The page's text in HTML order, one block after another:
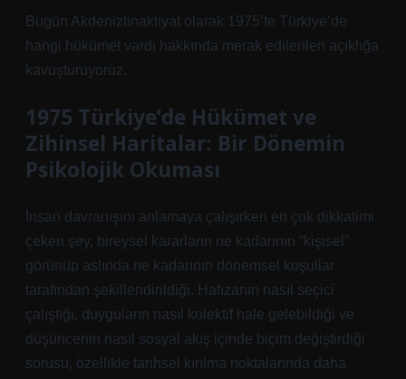
Bugün Akdenizlinakliyat olarak 1975’te Türkiye’de
hangi hükümet vardı hakkında merak edilenleri açıklığa
kavuşturuyoruz.
1975 Türkiye’de Hükümet ve
Zihinsel Haritalar: Bir Dönemin
Psikolojik Okuması
İnsan davranışını anlamaya çalışırken en çok dikkatimi
çeken şey, bireysel kararların ne kadarının “kişisel”
görünüp aslında ne kadarının dönemsel koşullar
tarafından şekillendirildiği. Hafızanın nasıl seçici
çalıştığı, duyguların nasıl kolektif hale gelebildiği ve
düşüncenin nasıl sosyal akış içinde biçim değiştirdiği
sorusu, özellikle tarihsel kırılma noktalarında daha